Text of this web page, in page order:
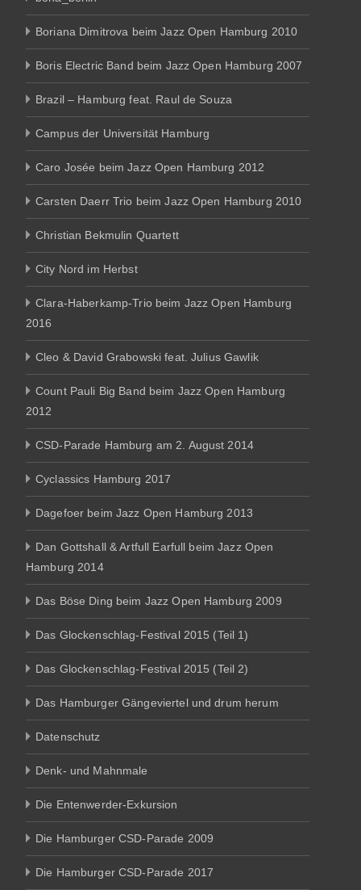
Boriana Dimitrova beim Jazz Open Hamburg 2010
Boris Electric Band beim Jazz Open Hamburg 2007
Brazil – Hamburg feat. Raul de Souza
Campus der Universität Hamburg
Caro Josée beim Jazz Open Hamburg 2012
Carsten Daerr Trio beim Jazz Open Hamburg 2010
Christian Bekmulin Quartett
City Nord im Herbst
Clara-Haberkamp-Trio beim Jazz Open Hamburg
2016
Cleo & David Grabowski feat. Julius Gawlik
Count Pauli Big Band beim Jazz Open Hamburg
2012
CSD-Parade Hamburg am 2. August 2014
Cyclassics Hamburg 2017
Dagefoer beim Jazz Open Hamburg 2013
Dan Gottshall & Artfull Earfull beim Jazz Open
Hamburg 2014
Das Böse Ding beim Jazz Open Hamburg 2009
Das Glockenschlag-Festival 2015 (Teil 1)
Das Glockenschlag-Festival 2015 (Teil 2)
Das Hamburger Gängeviertel und drum herum
Datenschutz
Denk- und Mahnmale
Die Entenwerder-Exkursion
Die Hamburger CSD-Parade 2009
Die Hamburger CSD-Parade 2017